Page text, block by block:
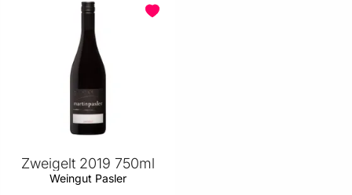
Zweigelt 2019 750ml
Weingut Pasler